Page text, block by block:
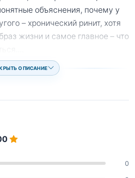
объяснения, почему у
– хронический ринит, хотя
жизни и самое главное – что
ОПИСАНИЕ
0